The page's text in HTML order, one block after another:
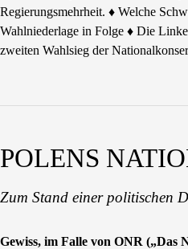
Regierungsmehrheit. ♦ Welche
Wahlniederlage in Folge ♦ Die
zweiten Wahlsieg der
POLENS
Zum Stand einer politischen
Gewiss, im Falle von ONR („Das